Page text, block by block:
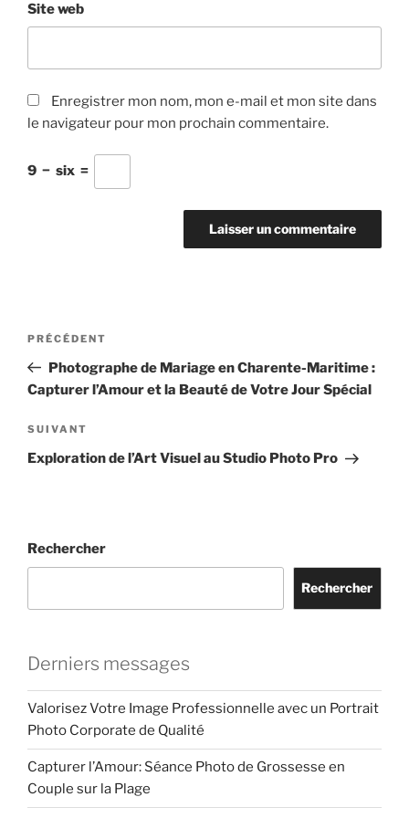
Site web
Enregistrer mon nom, mon e-mail et mon site dans
le navigateur pour mon prochain commentaire.
9 − six =
Navigation
l’article
Article
précédent
PRÉCÉDENT
Photographe de Mariage en Charente-Maritime :
Capturer l’Amour et la Beauté de Votre Jour Spécial
Article
suivant
SUIVANT
Exploration de l’Art Visuel au Studio Photo Pro
Rechercher
Rechercher
Derniers messages
Valorisez Votre Image Professionnelle avec un Portrait
Photo Corporate de Qualité
Capturer l’Amour: Séance Photo de Grossesse en
Couple sur la Plage